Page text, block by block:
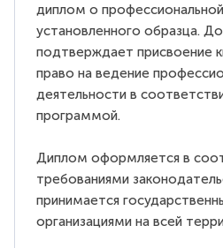
диплом о
установленного образца.
подтверждает присвоение
право на ведение
деятельности в
программой.
Диплом оформляется в
требованиями
принимается
организациями на всей